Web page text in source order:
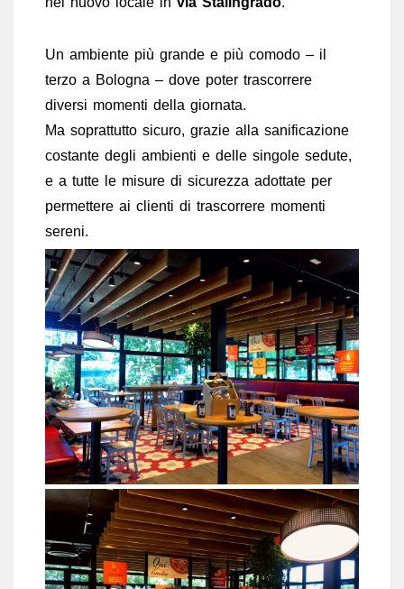
Un ambiente più grande e più comodo – il
terzo a Bologna – dove poter trascorrere
diversi momenti della giornata.
Ma soprattutto sicuro, grazie alla sanificazione
costante degli ambienti e delle singole sedute,
e a tutte le misure di sicurezza adottate per
permettere ai clienti di trascorrere momenti
sereni.